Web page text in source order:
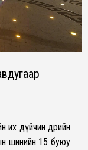
их дүйчин өдрийн
шинийн 15 буюу